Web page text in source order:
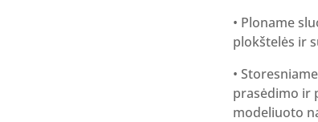
• Ploname
plokštelės ir
•
prasėdimo ir
modeliuoto